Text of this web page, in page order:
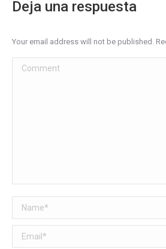
Deja una respuesta
Your email address will not be published.
Comment
Name *
Email *